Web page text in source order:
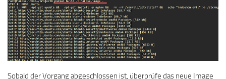
Sobald der Vorgang abgeschlossen ist, überprüfe das neue Image